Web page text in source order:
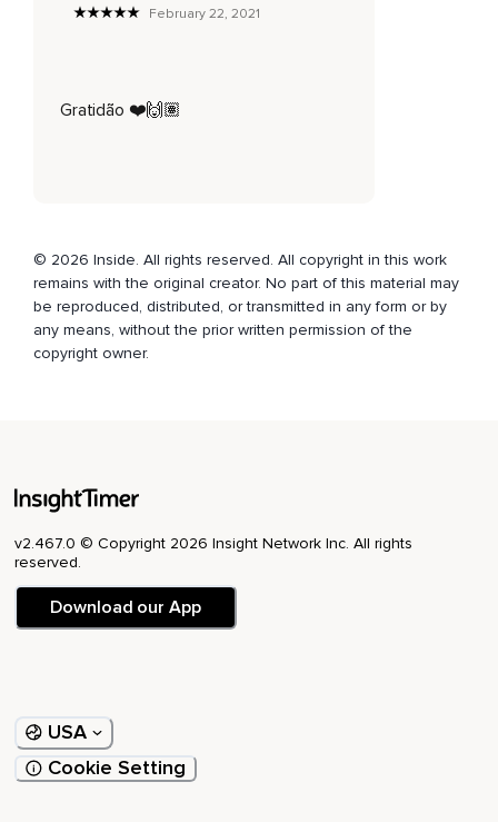
February 22, 2021
Gratidão ❤️🙌🏽
© 2026 Inside. All rights reserved. All copyright in this work
remains with the original creator. No part of this material may
be reproduced, distributed, or transmitted in any form or by
any means, without the prior written permission of the
copyright owner.
v2.467.0 © Copyright 2026 Insight Network Inc. All rights
reserved.
Download our App
USA
Cookie Setting